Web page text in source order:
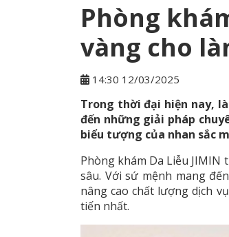
Phòng
vàng cho
14:30 12/03/2025
Trong thời đại hiện nay,
đến những giải pháp
biểu tượng của nhan sắc
Phòng khám Da Liễu
sâu. Với sứ mệnh mang
nâng cao chất lượng dịch
tiến nhất.